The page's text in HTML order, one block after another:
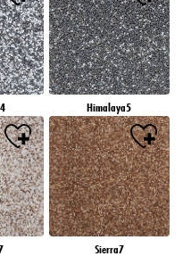
Himalaya5
Sierra7